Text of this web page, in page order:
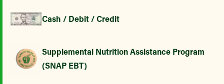
Cash / Debit / Credit
Supplemental Nutrition Assistance Program
(SNAP EBT)